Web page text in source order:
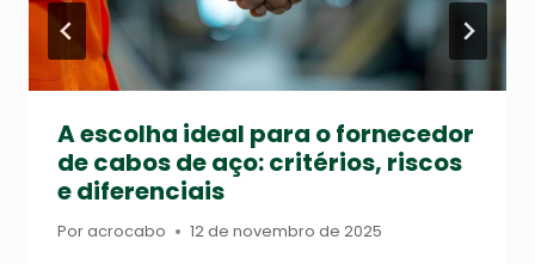
A escolha ideal para o fornecedor
de cabos de aço: critérios, riscos
e diferenciais
Poracrocabo 12 de novembro de 2025